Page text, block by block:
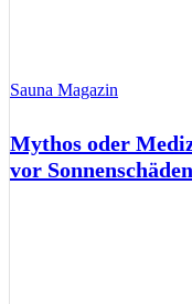
Sauna Magazin
Mythos oder
vor